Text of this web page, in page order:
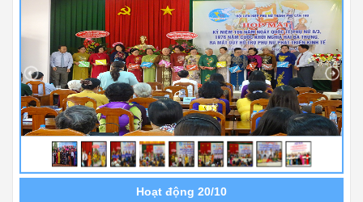
Hoạt động 20/10